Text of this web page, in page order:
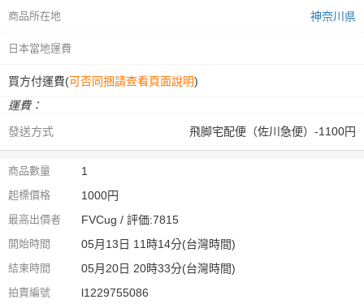
商品所在地 神奈川県
日本當地運費
買方付運費(可否同捆請查看頁面說明)
運費：
發送方式
飛脚宅配便（佐川急便）-1100円
商品數量 1
起標價格 1000円
最高出價者 FVCug / 評価:7815
開始時間 05月13日 11時14分(台灣時間)
結束時間 05月20日 20時33分(台灣時間)
拍賣編號 l1229755086